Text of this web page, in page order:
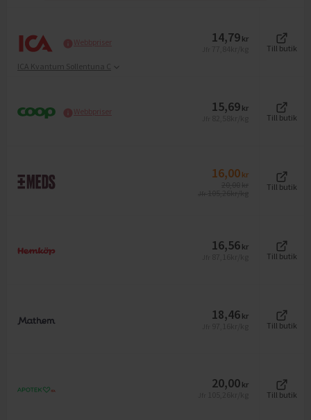
Webbpriser 14,79 kr
Till butik
ICA Kvantum Sollentuna C
Webbpriser 15,69 kr
Till butik
16,00 kr
Till butik
16,56 kr
Till butik
18,46 kr
Till butik
20,00 kr
Till butik